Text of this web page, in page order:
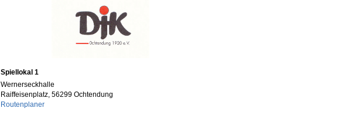
Spiellokal 1
Wernerseckhalle
Raiffeisenplatz, 56299 Ochtendung
Routenplaner